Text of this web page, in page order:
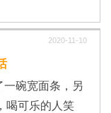
2020-11-10
一碗宽面条，另
喝可乐的人笑